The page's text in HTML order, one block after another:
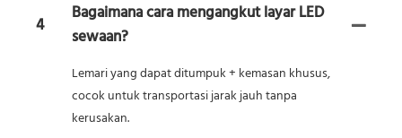
4
Bagaimana cara mengangkut layar LED
sewaan?
Lemari yang dapat ditumpuk + kemasan khusus,
cocok untuk transportasi jarak jauh tanpa
kerusakan.